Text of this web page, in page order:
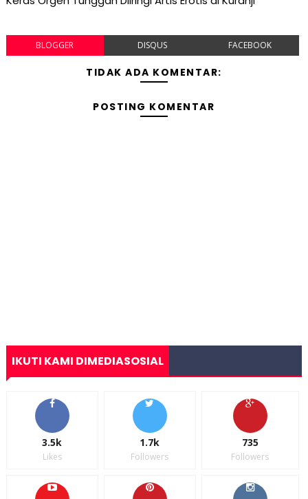
BLOGGER DISQUS FACEBOOK
TIDAK ADA KOMENTAR:
POSTING KOMENTAR
IKUTI KAMI DIMEDIASOSIAL
3.5k
Likes
1.7k
Followers
735
Followers